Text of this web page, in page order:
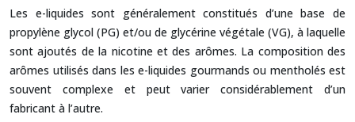
Les e-liquides sont généralement constitués d’une base de
propylène glycol (PG) et/ou de glycérine végétale (VG), à laquelle
sont ajoutés de la nicotine et des arômes. La composition des
arômes utilisés dans les e-liquides gourmands ou mentholés est
souvent complexe et peut varier considérablement d’un
fabricant à l’autre.